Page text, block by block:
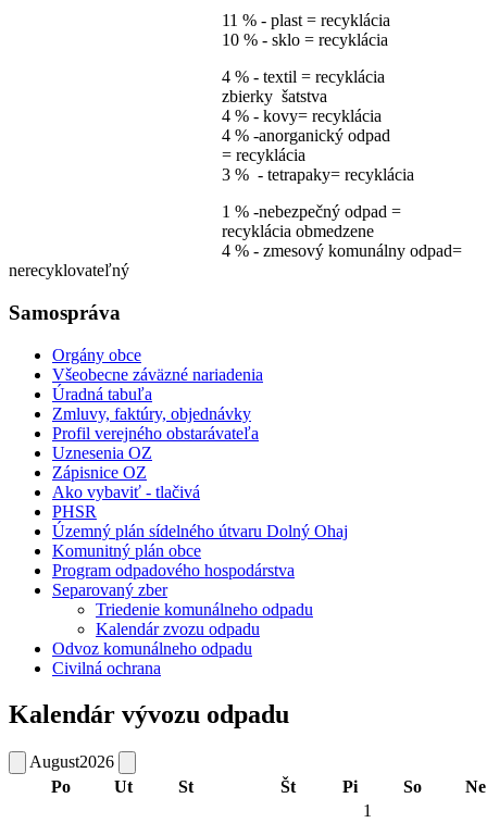
11 % - plast = recyklácia
10 % - sklo = recyklácia
4 % - textil = recyklácia
zbierky šatstva
4 % - kovy= recyklácia
4 % -anorganický odpad
= recyklácia
3 % - tetrapaky= recyklácia
1 % -nebezpečný odpad =
recyklácia obmedzene
4 % - zmesový komunálny odpad=
nerecyklovateľný
Samospráva
Orgány obce
Všeobecne záväzné nariadenia
Úradná tabuľa
Zmluvy, faktúry, objednávky
Profil verejného obstarávateľa
Uznesenia OZ
Zápisnice OZ
Ako vybaviť - tlačivá
PHSR
Územný plán sídelného útvaru Dolný Ohaj
Komunitný plán obce
Program odpadového hospodárstva
Separovaný zber
Triedenie komunálneho odpadu
Kalendár zvozu odpadu
Odvoz komunálneho odpadu
Civilná ochrana
Kalendár vývozu odpadu
August2026
Po
Ut St Št Pi So Ne
1